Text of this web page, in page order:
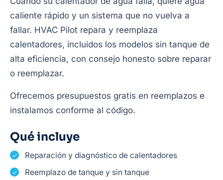
caliente rápido y un sistema que no vuelva a
fallar. HVAC Pilot repara y reemplaza
calentadores, incluidos los modelos sin tanque de
alta eficiencia, con consejo honesto sobre reparar
o reemplazar.
Ofrecemos presupuestos gratis en reemplazos e
instalamos conforme al código.
Qué incluye
Reparación y diagnóstico de calentadores
Reemplazo de tanque y sin tanque